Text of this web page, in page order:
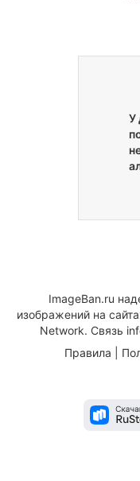
У
ImageBan.ru
изображений на
Network. Связь
Правила